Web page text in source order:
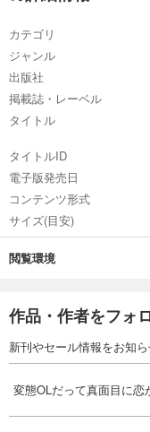
カテゴリ
ジャンル
出版社
掲載誌・レーベル
タイトル
タイトルID
電子版発売日
コンテンツ形式
サイズ(目安)
閲覧環境
作品・作者をフォ
新刊やセール情報をお知ら
変態OLだって真面目に恋